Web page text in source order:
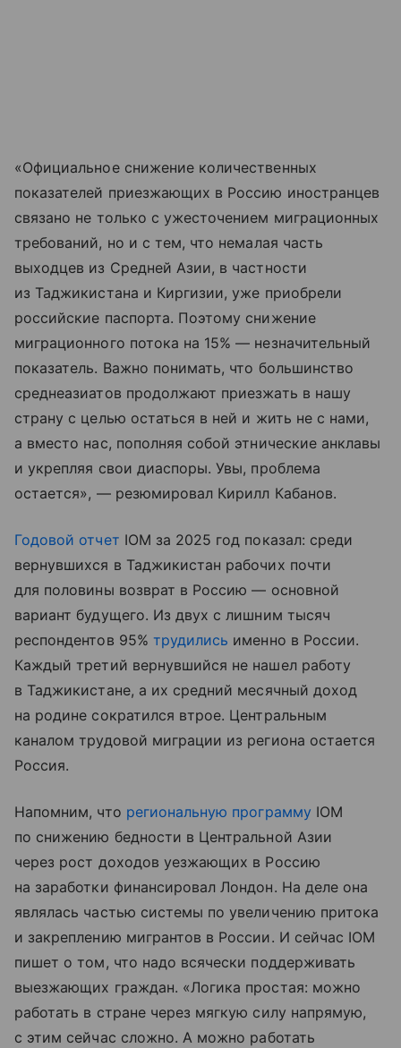
«Официальное снижение количественных
показателей приезжающих в Россию иностранцев
связано не только с ужесточением миграционных
требований, но и с тем, что немалая часть
выходцев из Средней Азии, в частности
из Таджикистана и Киргизии, уже приобрели
российские паспорта. Поэтому снижение
миграционного потока на 15% — незначительный
показатель. Важно понимать, что большинство
среднеазиатов продолжают приезжать в нашу
страну с целью остаться в ней и жить не с нами,
а вместо нас, пополняя собой этнические анклавы
и укрепляя свои диаспоры. Увы, проблема
остается», — резюмировал Кирилл Кабанов.
Годовой отчет IOM за 2025 год показал: среди
вернувшихся в Таджикистан рабочих почти
для половины возврат в Россию — основной
вариант будущего. Из двух с лишним тысяч
респондентов 95% трудились именно в России.
Каждый третий вернувшийся не нашел работу
в Таджикистане, а их средний месячный доход
на родине сократился втрое. Центральным
каналом трудовой миграции из региона остается
Россия.
Напомним, что региональную программу IOM
по снижению бедности в Центральной Азии
через рост доходов уезжающих в Россию
на заработки финансировал Лондон. На деле она
являлась частью системы по увеличению притока
и закреплению мигрантов в России. И сейчас IOM
пишет о том, что надо всячески поддерживать
выезжающих граждан. «Логика простая: можно
работать в стране через мягкую силу напрямую,
с этим сейчас сложно. А можно работать